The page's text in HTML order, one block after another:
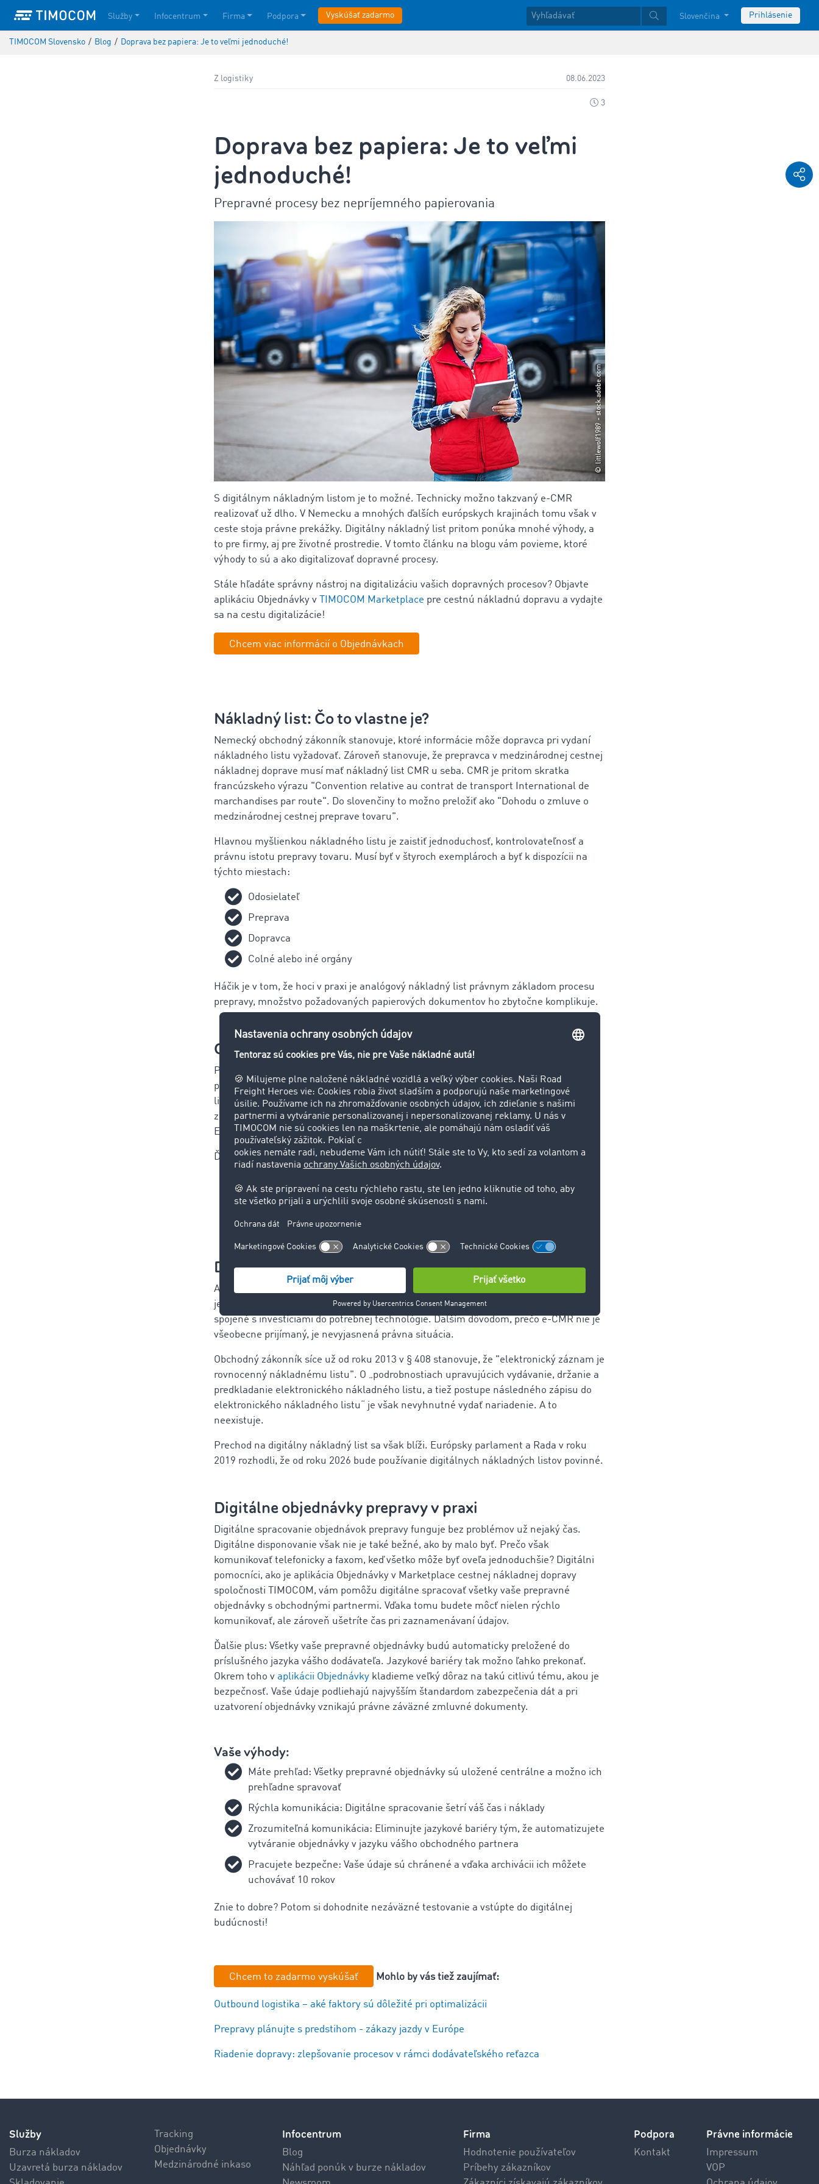
Služby Infocentrum Firma Podpora Vyskúšať zadarmo Slovenčina Prihlásenie
TIMOCOM Slovensko / Blog / Doprava bez papiera: Je to veľmi jednoduché!
Z logistiky 08.06.2023
3
Doprava bez papiera: Je to veľmi
jednoduché!
Prepravné procesy bez nepríjemného papierovania
S digitálnym nákladným listom je to možné. Technicky možno takzvaný e-CMR
realizovať už dlho. V Nemecku a mnohých ďalších európskych krajinách tomu však v
ceste stoja právne prekážky. Digitálny nákladný list pritom ponúka mnohé výhody, a
to pre firmy, aj pre životné prostredie. V tomto článku na blogu vám povieme, ktoré
výhody to sú a ako digitalizovať dopravné procesy.
Stále hľadáte správny nástroj na digitalizáciu vašich dopravných procesov? Objavte
aplikáciu Objednávky v TIMOCOM Marketplace pre cestnú nákladnú dopravu a vydajte
sa na cestu digitalizácie!
Chcem viac informácií o Objednávkach
Nákladný list: Čo to vlastne je?
Nemecký obchodný zákonník stanovuje, ktoré informácie môže dopravca pri vydaní
nákladného listu vyžadovať. Zároveň stanovuje, že prepravca v medzinárodnej cestnej
nákladnej doprave musí mať nákladný list CMR u seba. CMR je pritom skratka
francúzskeho výrazu "Convention relative au contrat de transport International de
marchandises par route". Do slovenčiny to možno preložiť ako "Dohodu o zmluve o
medzinárodnej cestnej preprave tovaru".
Hlavnou myšlienkou nákladného listu je zaistiť jednoduchosť, kontrolovateľnosť a
právnu istotu prepravy tovaru. Musí byť v štyroch exemplároch a byť k dispozícii na
týchto miestach:
Odosielateľ
Preprava
Dopravca
Colné alebo iné orgány
Háčik je v tom, že hoci v praxi je analógový nákladný list právnym základom procesu
prepravy, množstvo požadovaných papierových dokumentov ho zbytočne komplikuje.
Chcete ušetriť čas a náklady? Žiadny problém!
Pravdepodobne najväčšou výhodou digitálneho CMR je úspora času a nákladov na
personál. Odhaduje sa, že použitie e-CMR by v porovnaní s papierovým nákladným
listom mohlo ušetriť cca štyri eurá na dokument. Len v Nemecku sa ročne vydáva
zhruba 150 miliónov nákladných listov, čo znamená potenciálnu úsporu 600 miliónov
EUR.
Ďalšie výhody digitálneho nákladného listu sú:
vytvorenie rozhrania k iným digitálnym systémom, napr. TMS, vďaka
plošnému zavedeniu
možnosť dokumentovať poškodenie nákladu v reálnom čase
Digitálny e-CMR už natrvalo
Aj keď by sa proces prepravy so zavedením elektronického CMR podstatne zefektívnil,
jeho používanie nie je dodnes rozšírené. Dôvodom je po prvé to, že jeho zavedenie je
spojené s investíciami do potrebnej technológie. Ďalším dôvodom, prečo e-CMR nie je
všeobecne prijímaný, je nevyjasnená právna situácia.
Obchodný zákonník síce už od roku 2013 v § 408 stanovuje, že "elektronický záznam je
rovnocenný nákladnému listu". O „podrobnostiach upravujúcich vydávanie, držanie a
predkladanie elektronického nákladného listu, a tiež postupe následného zápisu do
elektronického nákladného listu“ je však nevyhnutné vydať nariadenie. A to
neexistuje.
Prechod na digitálny nákladný list sa však blíži. Európsky parlament a Rada v roku
2019 rozhodli, že od roku 2026 bude používanie digitálnych nákladných listov povinné.
Digitálne objednávky prepravy v praxi
Digitálne spracovanie objednávok prepravy funguje bez problémov už nejaký čas.
Digitálne disponovanie však nie je také bežné, ako by malo byť. Prečo však
komunikovať telefonicky a faxom, keď všetko môže byť oveľa jednoduchšie? Digitálni
pomocníci, ako je aplikácia Objednávky v Marketplace cestnej nákladnej dopravy
spoločnosti TIMOCOM, vám pomôžu digitálne spracovať všetky vaše prepravné
objednávky s obchodnými partnermi. Vďaka tomu budete môcť nielen rýchlo
komunikovať, ale zároveň ušetríte čas pri zaznamenávaní údajov.
Ďalšie plus: Všetky vaše prepravné objednávky budú automaticky preložené do
príslušného jazyka vášho dodávateľa. Jazykové bariéry tak možno ľahko prekonať.
Okrem toho v aplikácii Objednávky kladieme veľký dôraz na takú citlivú tému, akou je
bezpečnosť. Vaše údaje podliehajú najvyšším štandardom zabezpečenia dát a pri
uzatvorení objednávky vznikajú právne záväzné zmluvné dokumenty.
Vaše výhody:
Máte prehľad: Všetky prepravné objednávky sú uložené centrálne a možno ich
prehľadne spravovať
Rýchla komunikácia: Digitálne spracovanie šetrí váš čas i náklady
Zrozumiteľná komunikácia: Eliminujte jazykové bariéry tým, že automatizujete
vytváranie objednávky v jazyku vášho obchodného partnera
Pracujete bezpečne: Vaše údaje sú chránené a vďaka archivácii ich môžete
uchovávať 10 rokov
Znie to dobre? Potom si dohodnite nezáväzné testovanie a vstúpte do digitálnej
budúcnosti!
Chcem to zadarmo vyskúšať Mohlo by vás tiež zaujímať:
Outbound logistika – aké faktory sú dôležité pri optimalizácii
Prepravy plánujte s predstihom - zákazy jazdy v Európe
Riadenie dopravy: zlepšovanie procesov v rámci dodávateľského reťazca
Služby
Burza nákladov
Uzavretá burza nákladov
Tracking
Objednávky
Medzinárodné inkaso
Infocentrum
Blog
Náhľad ponúk v burze nákladov
Firma
Hodnotenie používateľov
Príbehy zákazníkov
Podpora
Kontakt
Právne informácie
Impressum
VOP